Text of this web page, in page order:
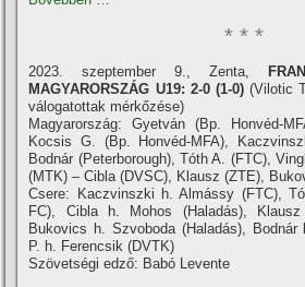
* * *
2023. szeptember 9., Zenta,
MAGYARORSZÁG U19: 2-0 (1-0)(Vilotic
válogatottak mérkőzése)
Magyarország: Gyetván (Bp. Honvéd-
Kocsis G. (Bp. Honvéd-MFA),
Bodnár (Peterborough), Tóth A. (FTC),
(MTK) – Cibla (DVSC), Klausz (ZTE),
Csere: Kaczvinszki h. Almássy (FTC),
FC), Cibla h. Mohos (Haladás),
Bukovics h. Szvoboda (Haladás),
P. h. Ferencsik (DVTK)
Szövetségi edző: Babó Levente